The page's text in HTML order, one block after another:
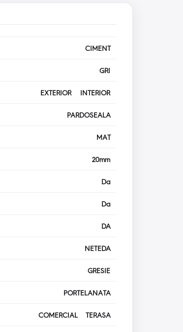
CIMENT
GRI
EXTERIOR INTERIOR
PARDOSEALA
MAT
20mm
Da
Da
DA
NETEDA
GRESIE
PORTELANATA
COMERCIAL TERASA